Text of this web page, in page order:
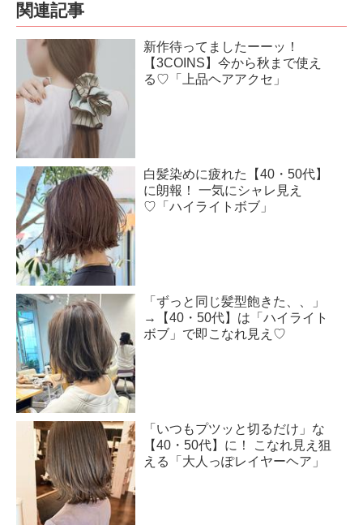
関連記事
新作待ってましたーーッ！
【3COINS】今から秋まで使え
る♡「上品ヘアアクセ」
白髪染めに疲れた【40・50代】
に朗報！ 一気にシャレ見え
♡「ハイライトボブ」
「ずっと同じ髪型飽きた、、」
→【40・50代】は「ハイライト
ボブ」で即こなれ見え♡
「いつもプツッと切るだけ」な
【40・50代】に！ こなれ見え狙
える「大人っぽレイヤーヘア」